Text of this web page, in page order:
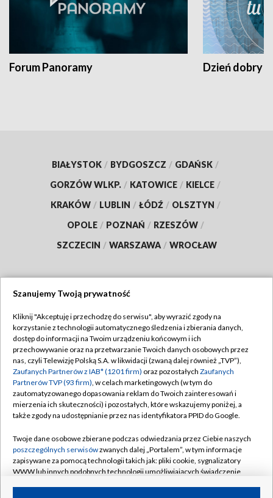
Forum Panoramy Dzień dobry
BIAŁYSTOK / BYDGOSZCZ / GDAŃSK /
GORZÓW WLKP. / KATOWICE / KIELCE /
KRAKÓW / LUBLIN / ŁÓDŹ / OLSZTYN /
OPOLE / POZNAŃ / RZESZÓW /
SZCZECIN / WARSZAWA / WROCŁAW
TVP
Abonament TVP
Emisja w TVP
Centrum informacji TVP
Naziemna Telewizja Cyfrowa
Rada Programowa
System NOS
Informacje o nadawcy
Regulamin TVP
Polityka prywatności
Moje zgody
Pomoc
Kontakt
Kanały
Szanujemy Twoją prywatność
Kliknij "Akceptuję i przechodzę do serwisu", aby wyrazić zgody na
korzystanie z technologii automatycznego śledzenia i zbierania danych,
dostęp do informacji na Twoim urządzeniu końcowym i ich
przechowywanie oraz na przetwarzanie Twoich danych osobowych przez
nas, czyli Telewizję Polską S.A. w likwidacji (zwaną dalej również „TVP”),
Zaufanych Partnerów z IAB* (1201 firm) oraz pozostałych Zaufanych
Partnerów TVP (93 firm), w celach marketingowych (w tym do
zautomatyzowanego dopasowania reklam do Twoich zainteresowań i
mierzenia ich skuteczności) i pozostałych, które wskazujemy poniżej, a
także zgody na udostępnianie przez nas identyfikatora PPID do Google.
Twoje dane osobowe zbierane podczas odwiedzania przez Ciebie naszych
poszczególnych serwisówzwanych dalej „Portalem”, w tym informacje
zapisywane za pomocą technologii takich jak: pliki cookie, sygnalizatory
WWW lub innych podobnych technologii umożliwiających świadczenie